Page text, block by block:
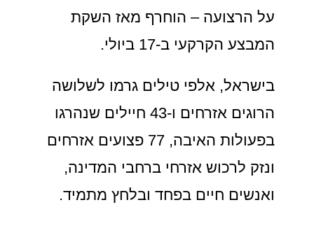
על הרצועה – הוחרף מאז השקת
המבצע הקרקעי ב-17 ביולי.
בישראל, אלפי טילים גרמו לשלושה
הרוגים אזרחים ו-43 חיילים שנהרגו
בפעולות האיבה, 77 פצועים אזרחים
ונזק לרכוש אזרחי ברחבי המדינה,
ואנשים חיים בפחד ובלחץ מתמיד.